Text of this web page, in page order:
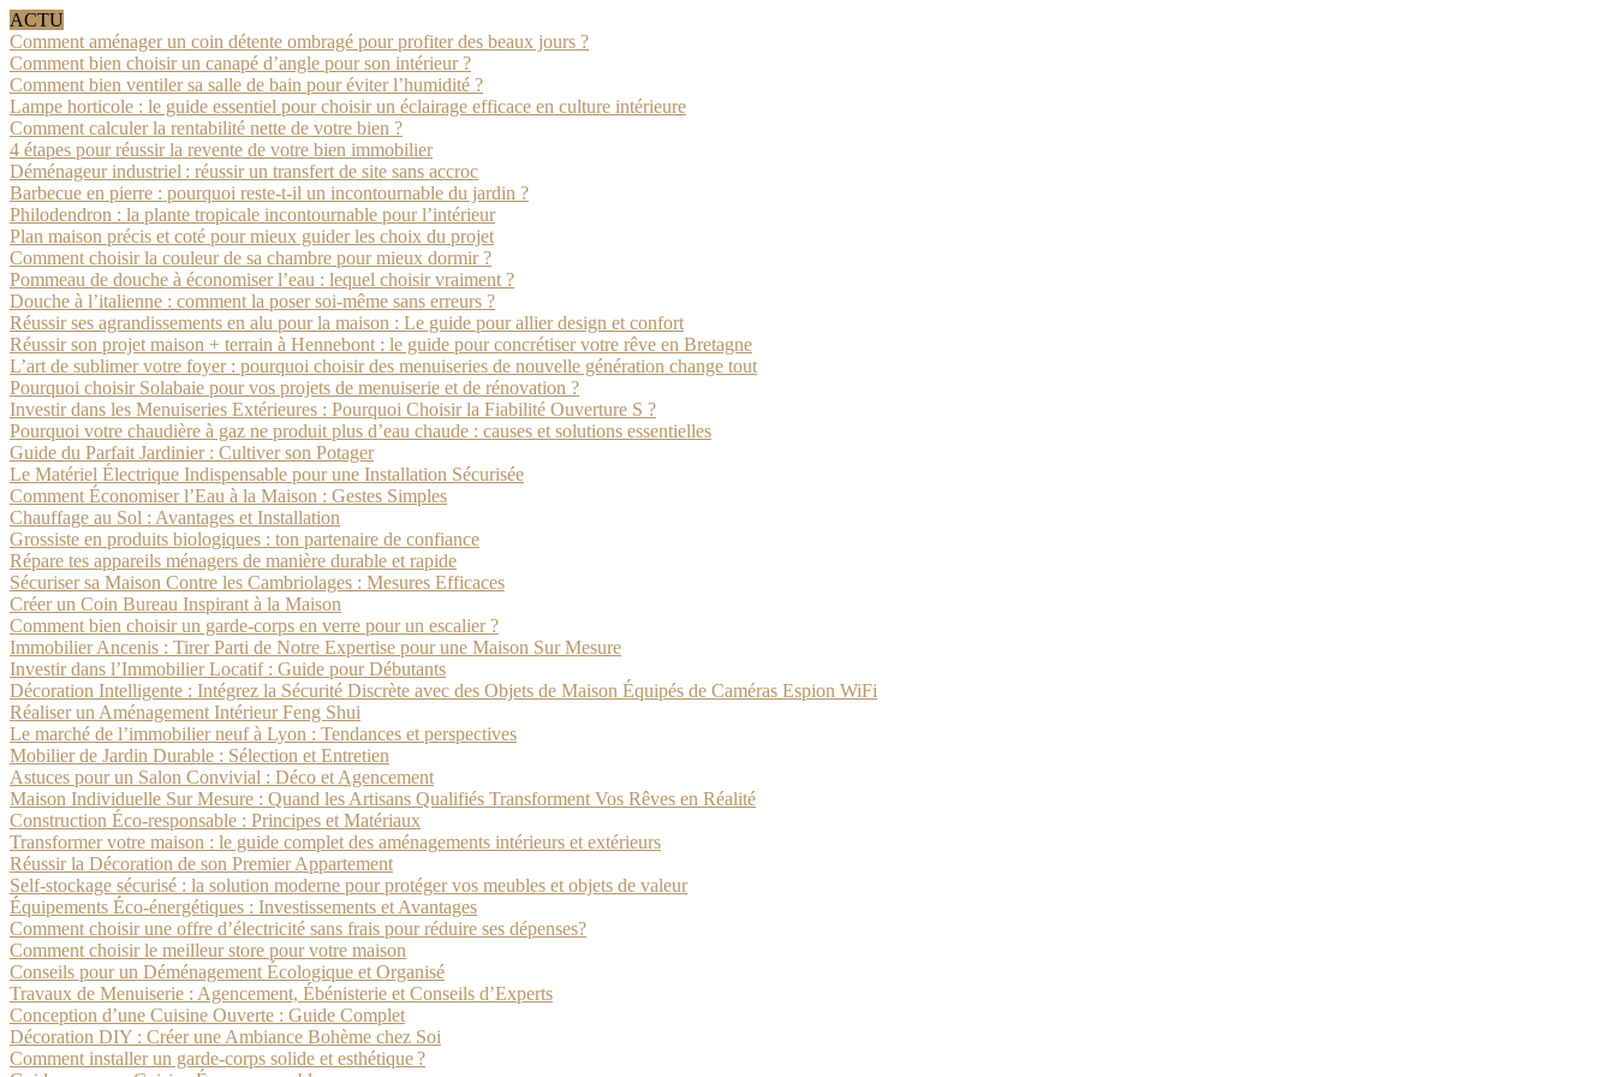
ACTU
Comment aménager un coin détente ombragé pour profiter des beaux jours ?
Comment bien choisir un canapé d’angle pour son intérieur ?
Comment bien ventiler sa salle de bain pour éviter l’humidité ?
Lampe horticole : le guide essentiel pour choisir un éclairage efficace en culture intérieure
Comment calculer la rentabilité nette de votre bien ?
4 étapes pour réussir la revente de votre bien immobilier
Déménageur industriel : réussir un transfert de site sans accroc
Barbecue en pierre : pourquoi reste-t-il un incontournable du jardin ?
Philodendron : la plante tropicale incontournable pour l’intérieur
Plan maison précis et coté pour mieux guider les choix du projet
Comment choisir la couleur de sa chambre pour mieux dormir ?
Pommeau de douche à économiser l’eau : lequel choisir vraiment ?
Douche à l’italienne : comment la poser soi-même sans erreurs ?
Réussir ses agrandissements en alu pour la maison : Le guide pour allier design et confort
Réussir son projet maison + terrain à Hennebont : le guide pour concrétiser votre rêve en Bretagne
L’art de sublimer votre foyer : pourquoi choisir des menuiseries de nouvelle génération change tout
Pourquoi choisir Solabaie pour vos projets de menuiserie et de rénovation ?
Investir dans les Menuiseries Extérieures : Pourquoi Choisir la Fiabilité Ouverture S ?
Pourquoi votre chaudière à gaz ne produit plus d’eau chaude : causes et solutions essentielles
Guide du Parfait Jardinier : Cultiver son Potager
Le Matériel Électrique Indispensable pour une Installation Sécurisée
Comment Économiser l’Eau à la Maison : Gestes Simples
Chauffage au Sol : Avantages et Installation
Grossiste en produits biologiques : ton partenaire de confiance
Répare tes appareils ménagers de manière durable et rapide
Sécuriser sa Maison Contre les Cambriolages : Mesures Efficaces
Créer un Coin Bureau Inspirant à la Maison
Comment bien choisir un garde-corps en verre pour un escalier ?
Immobilier Ancenis : Tirer Parti de Notre Expertise pour une Maison Sur Mesure
Investir dans l’Immobilier Locatif : Guide pour Débutants
Décoration Intelligente : Intégrez la Sécurité Discrète avec des Objets de Maison Équipés de Caméras Espion WiFi
Réaliser un Aménagement Intérieur Feng Shui
Le marché de l’immobilier neuf à Lyon : Tendances et perspectives
Mobilier de Jardin Durable : Sélection et Entretien
Astuces pour un Salon Convivial : Déco et Agencement
Maison Individuelle Sur Mesure : Quand les Artisans Qualifiés Transforment Vos Rêves en Réalité
Construction Éco-responsable : Principes et Matériaux
Transformer votre maison : le guide complet des aménagements intérieurs et extérieurs
Réussir la Décoration de son Premier Appartement
Self-stockage sécurisé : la solution moderne pour protéger vos meubles et objets de valeur
Équipements Éco-énergétiques : Investissements et Avantages
Comment choisir une offre d’électricité sans frais pour réduire ses dépenses?
Comment choisir le meilleur store pour votre maison
Conseils pour un Déménagement Écologique et Organisé
Travaux de Menuiserie : Agencement, Ébénisterie et Conseils d’Experts
Conception d’une Cuisine Ouverte : Guide Complet
Décoration DIY : Créer une Ambiance Bohème chez Soi
Comment installer un garde-corps solide et esthétique ?